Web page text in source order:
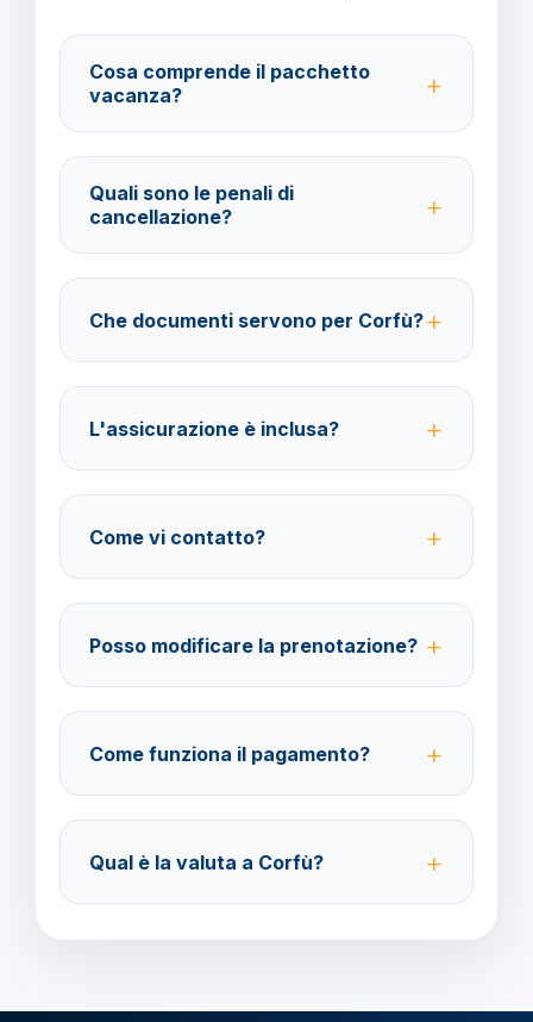
Cosa comprende il pacchetto
vacanza?
trasferimenti, soggiorno con trattamento Solo
Pernottamento e assistenza BarbaViaggi.
Quali sono le penali di
cancellazione?
29 giorni in poi. Con assicurazione facoltativa è
possibile ottenere il rimborso del 100%.
Che documenti servono per Corfù?
per la destinazione scelta.
L'assicurazione è inclusa?
consigliate per coprire spese mediche e
cancellazione viaggio.
Come vi contatto?
amministrazione@barbaviaggi.it, o tramite il sito
barbaviaggi.it.
Posso modificare la prenotazione?
prima della partenza con un costo di 70 euro a
modifica.
Come funziona il pagamento?
Acconto del 40% alla prenotazione, saldo 30 giorni
prima della partenza.
Qual è la valuta a Corfù?